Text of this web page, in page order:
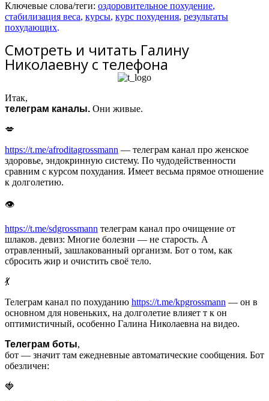
Ключевые слова/теги: оздоровительное похудение,
стабилизация веса, курсы, курс похудения, результаты
похудающих.
Смотреть и читать Галину
Николаевну с телефона
Итак,
телеграм каналы. Они живые.
💋
https://t.me/afroditagrossmann — телеграм канал про женское
здоровье, эндокринную систему. По чудодейственности
сравним с курсом похудания. Имеет весьма прямое отношение
к долголетию.
👁
https://t.me/sdgrossmann телеграм канал про очищение от
шлаков. девиз: Многие болезни — не старость. А
отравленный, зашлакованный организм. Бот о том, как
сбросить жир и очистить своё тело.
💃
Телеграм канал по похуданию https://t.me/kpgrossmann — он в
основном для новеньких, на долголетие влияет т к он
оптимистичный, особенно Галина Николаевна на видео.
Телеграм боты,
бот — значит там ежедневные автоматические сообщения. Бот
обезличен:
🍓